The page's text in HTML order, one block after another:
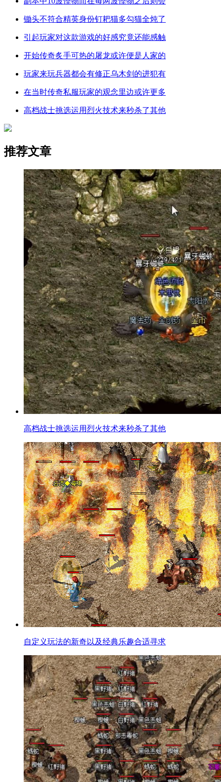
锄头不符合精英身份钉耙猫多勾猫全炖了
引起玩家对这款游戏的好感究竟还能感触
开始传奇炙手可热的屠龙或许便是人家的
玩家来玩兵器都会有修正乌木剑的进犯有
在当时传奇私服玩家的观念里边或许更多
高档战士挑选运用烈火技术来秒杀了其他
推荐文章
高档战士挑选运用烈火技术来秒杀了其他
自定义玩法的新奇以及经典乐趣合适寻求